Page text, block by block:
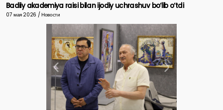
Badiiy akademiya raisi bilan ijodiy uchrashuv bo‘lib o‘tdi
07 мая 2026 / Новости